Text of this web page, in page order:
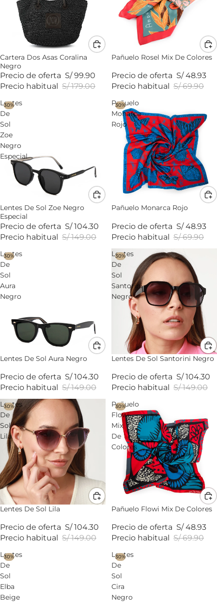
Cartera Dos Asas Coralina
Negro
Precio de oferta S/ 99.90
Precio habitual
S/ 179.00
Pañuelo Rosel Mix De Colores
Precio de oferta S/ 48.93
Precio habitual
S/ 69.90
Lentes
De
Sol
Zoe
Negro
Especial
30%
Lentes De Sol Zoe Negro
Especial
Precio de oferta S/ 104.30
Precio habitual S/ 149.00
Pañuelo
Monarca
Rojo
30%
Pañuelo Monarca Rojo
Precio de oferta S/ 48.93
Precio habitual S/ 69.90
Lentes
De
Sol
Aura
Negro
30%
Lentes De Sol Aura Negro
Precio de oferta S/ 104.30
Precio habitual S/ 149.00
Lentes
De
Sol
Santorini
Negro
30%
Lentes De Sol Santorini Negro
Precio de oferta S/ 104.30
Precio habitual S/ 149.00
Lentes
De
Sol
Lila
30%
Lentes De Sol Lila
Precio de oferta S/ 104.30
Precio habitual
S/ 149.00
Pañuelo
Flowi
Mix
De
Colores
30%
Pañuelo Flowi Mix De Colores
Precio de oferta S/ 48.93
Precio habitual
S/ 69.90
Lentes
De
Sol
Elba
Beige
30%
Lentes
De
Sol
Cira
Negro
30%